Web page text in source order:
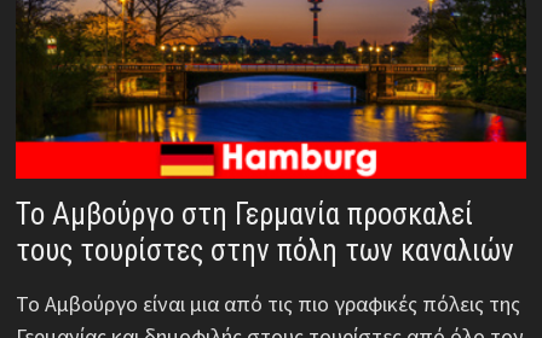
Το Αμβούργο στη Γερμανία προσκαλεί
τους τουρίστες στην πόλη των καναλιών
Το Αμβούργο είναι μια από τις πιο γραφικές πόλεις της